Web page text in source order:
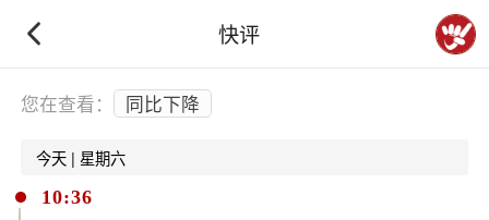
快评
下拉刷新
您在查看： 同比下降
今天 | 星期六
10:36